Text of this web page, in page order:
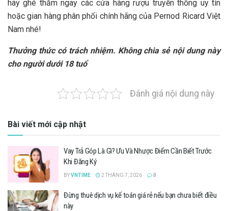
hãy ghé thăm ngay các cửa hàng rượu truyền thống uy tín
hoặc gian hàng phân phối chính hãng của Pernod Ricard Việt
Nam nhé!
Thưởng thức có trách nhiệm. Không chia sẻ nội dung này
cho người dưới 18 tuổ
Đánh giá nội dung này
Bài viết mới cập nhật
Vay Trả Góp Là Gì? Ưu Và Nhược Điểm Cần Biết Trước
Khi Đăng Ký
BYVNTIME 2 THÁNG 7, 2026 0
Đừng thuê dịch vụ kế toán giá rẻ nếu bạn chưa biết điều
này